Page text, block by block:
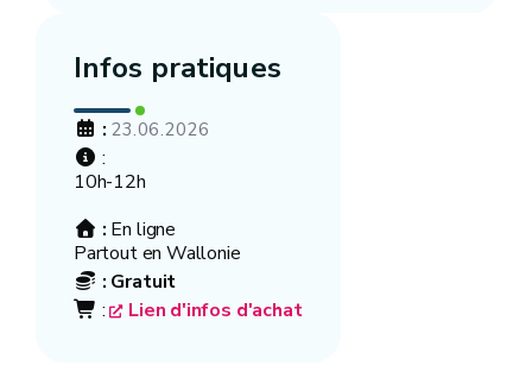
Infos pratiques
: 23.06.2026
:
10h-12h
: En ligne
Partout en Wallonie
: Gratuit
:
Lien d'infos d'achat